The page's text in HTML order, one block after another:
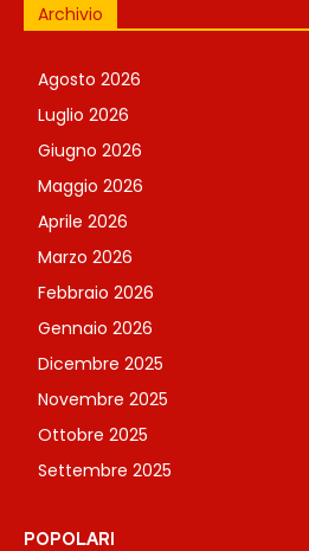
Archivio
Agosto 2026
Luglio 2026
Giugno 2026
Maggio 2026
Aprile 2026
Marzo 2026
Febbraio 2026
Gennaio 2026
Dicembre 2025
Novembre 2025
Ottobre 2025
Settembre 2025
POPOLARI